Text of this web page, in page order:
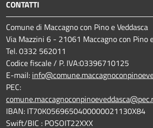
CONTATTI
Comune di Maccagno con Pino e Veddasca
Via Mazzini 6 - 21061 Maccagno con Pino
Tel. 0332 562011
Codice fiscale / P. IVA:03396710125
E-mail:
PEC:
IBAN: IT70K0569650400000021130X84
Swift/BIC : POSOIT22XXX